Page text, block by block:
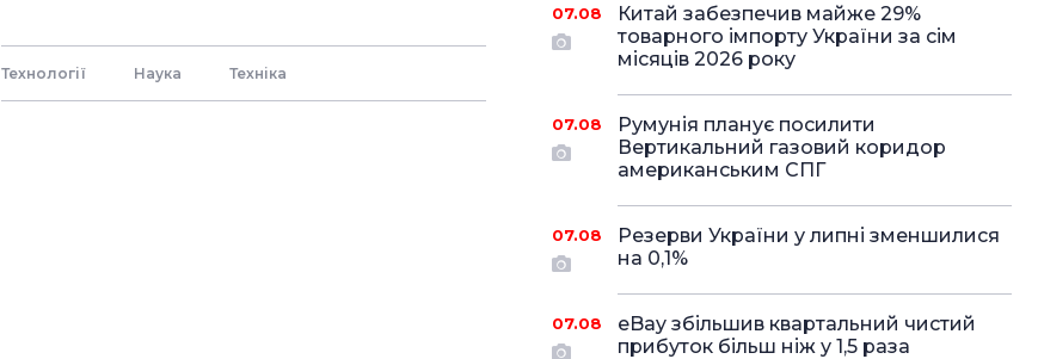
Технології Наука Технiка
07.08
Китай забезпечив майже 29%
товарного імпорту України за сім
місяців 2026 року
07.08
Румунія планує посилити
Вертикальний газовий коридор
американським СПГ
07.08
Резерви України у липні зменшилися
на 0,1%
07.08
eBay збільшив квартальний чистий
прибуток більш ніж у 1,5 раза